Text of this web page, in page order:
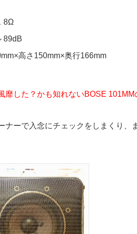
8Ω
89dB
高さ150mm×奥行166mm
靡した？かも知れないBOSE
ナーで入念にチェックをしまくり、